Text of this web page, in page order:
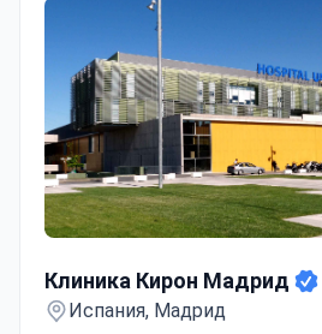
Клиника Кирон Мадрид
Испания, Мадрид